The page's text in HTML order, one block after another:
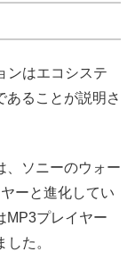
ンはエコシステ
あることが説明さ
、ソニーのウォー
ーと進化してい
MP3プレイヤー
た。